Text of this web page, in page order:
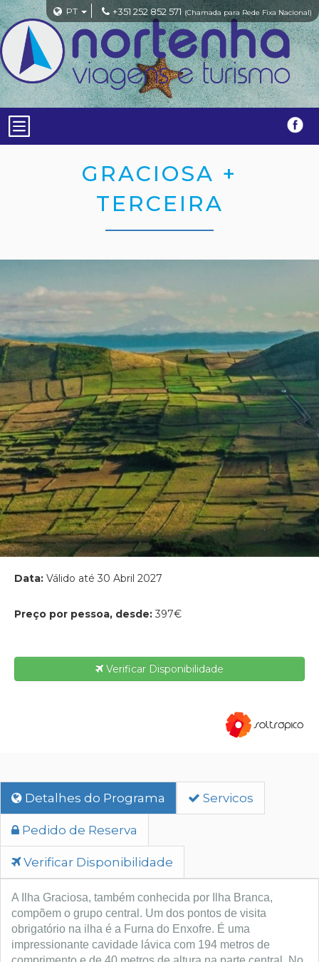
PT +351 252 852 571 (Chamada para Rede Fixa Nacional)
GRACIOSA +
TERCEIRA
Data: Válido até 30 Abril 2027
Preço por pessoa, desde: 397€
Verificar Disponibilidade
Detalhes do Programa Servicos
Pedido de Reserva
Verificar Disponibilidade
A Ilha Graciosa, também conhecida por Ilha Branca,
compõem o grupo central. Um dos pontos de visita
obrigatório na ilha é a Furna do Enxofre. É uma
impressionante cavidade lávica com 194 metros de